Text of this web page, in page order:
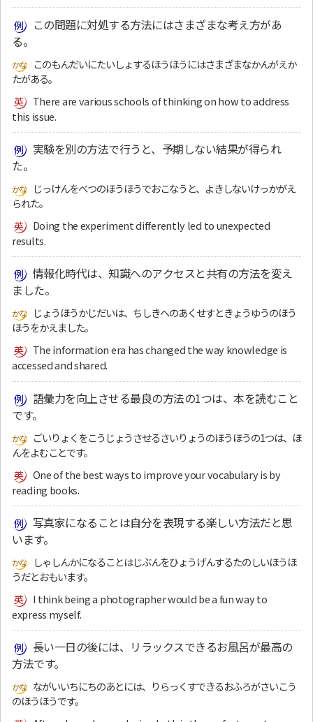
この問題に対処する方法にはさまざまな考え方があ
る。
このもんだいにたいしょするほうほうにはさまざまなかんがえか
たがある。
There are various schools of thinking on how to address
this issue.
実験を別の方法で行うと、予期しない結果が得られ
た。
じっけんをべつのほうほうでおこなうと、よきしないけっかがえ
られた。
Doing the experiment differently led to unexpected
results.
情報化時代は、知識へのアクセスと共有の方法を変え
ました。
じょうほうかじだいは、ちしきへのあくせすときょうゆうのほう
ほうをかえました。
The information era has changed the way knowledge is
accessed and shared.
語彙力を向上させる最良の方法の1つは、本を読むこと
です。
ごいりょくをこうじょうさせるさいりょうのほうほうの1つは、ほ
んをよむことです。
One of the best ways to improve your vocabulary is by
reading books.
写真家になることは自分を表現する楽しい方法だと思
います。
しゃしんかになることはじぶんをひょうげんするたのしいほうほ
うだとおもいます。
I think being a photographer would be a fun way to
express myself.
長い一日の後には、リラックスできるお風呂が最高の
方法です。
ながいいちにちのあとには、りらっくすできるおふろがさいこう
のほうほうです。